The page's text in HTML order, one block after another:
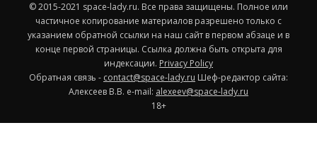
© 2015-2021 space-lady.ru. Все права защищены. Полное или
частичное копирование материалов разрешено только с
указанием обратной ссылки на наш сайт в первом абзаце и в
конце первой страницы. Ссылка должна быть открыта для
индексации. Privacy Policy
Обратная связь - contact@space-lady.ru Шеф-редактор сайта:
Алексеев В.В. e-mail: alexeev@space-lady.ru
18+